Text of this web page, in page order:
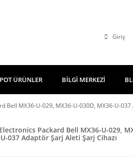
Giriş
ÜRÜNLER BİLGİ MERKEZİ
Bell MX36-U-029, MX36-U-030D, MX36-U-
Packard Bell MX36-U-029,
037 Adaptör Şarj Aleti Şarj Cihazı